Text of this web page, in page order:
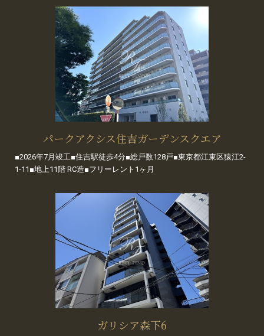
パークアクシス住吉ガーデンスクエア
■2026年7月竣工■住吉駅徒歩4分■総戸数128戸■東京都江東区猿江2-
1-11■地上11階 RC造■フリーレント1ヶ月
ガリシア森下6